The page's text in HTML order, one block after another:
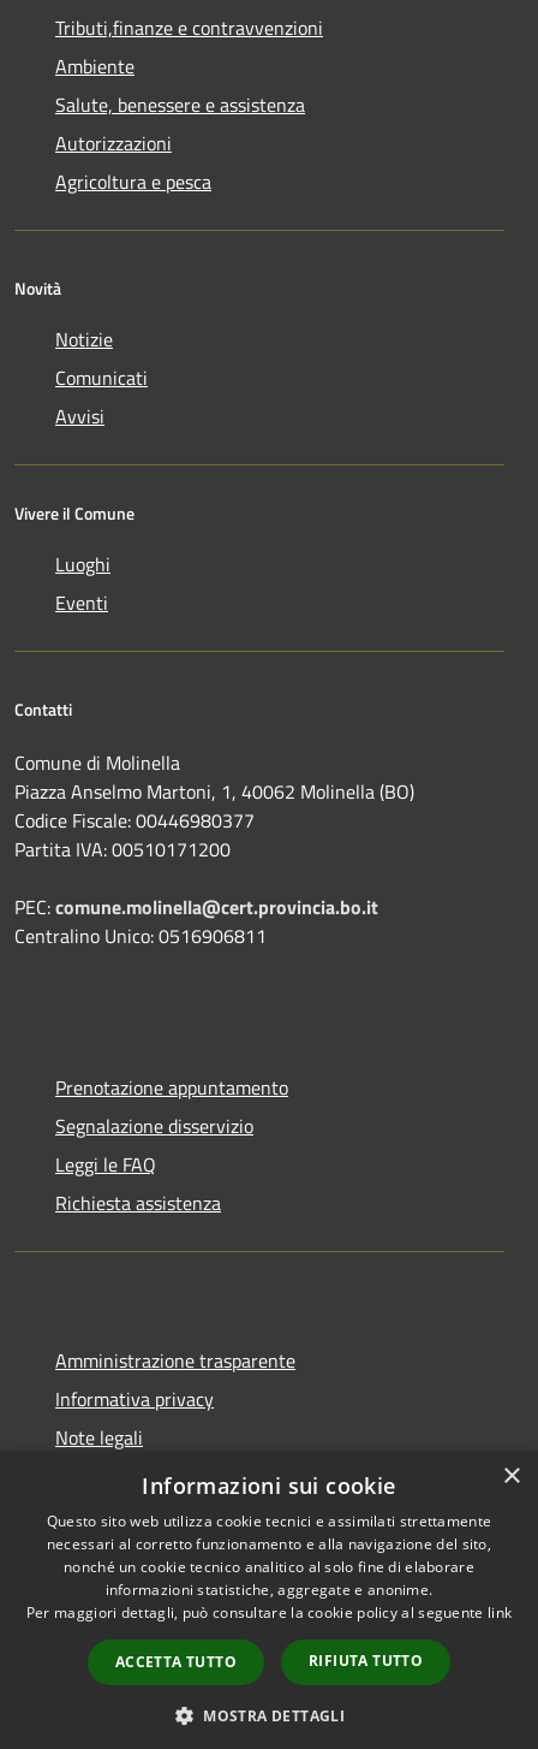
Tributi,finanze e contravvenzioni
Ambiente
Salute, benessere e assistenza
Autorizzazioni
Agricoltura e pesca
Novità
Notizie
Comunicati
Avvisi
Vivere il Comune
Luoghi
Eventi
Contatti
Comune di Molinella
Piazza Anselmo Martoni, 1, 40062 Molinella (BO)
Codice Fiscale: 00446980377
Partita IVA: 00510171200
PEC:comune.molinella@cert.provincia.bo.it
Centralino Unico: 0516906811
Prenotazione appuntamento
Segnalazione disservizio
Leggi le FAQ
Richiesta assistenza
Amministrazione trasparente
Informativa privacy
Note legali
Dichiarazione di accessibilità
Accessibilità
Copyright © 2026 • Comune di
Molinella • Powered by
Municipium•
Accesso
redazione
×
Informazioni sui cookie
Questo sito web utilizza cookie tecnici e assimilati strettamente
necessari al corretto funzionamento e alla navigazione del sito,
nonché un cookie tecnico analitico al solo fine di elaborare
informazioni statistiche, aggregate e anonime.
Per maggiori dettagli, può consultare la cookie policy al seguente link
ACCETTA TUTTO RIFIUTA TUTTO
MOSTRA DETTAGLI